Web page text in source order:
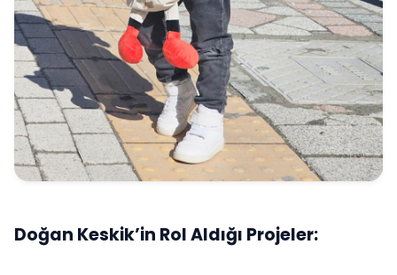
Doğan Keskik’in Rol Aldığı Projeler: